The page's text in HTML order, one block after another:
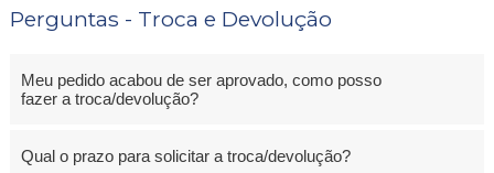
Perguntas - Troca e Devolução
Meu pedido acabou de ser aprovado, como posso
fazer a troca/devolução?
Qual o prazo para solicitar a troca/devolução?